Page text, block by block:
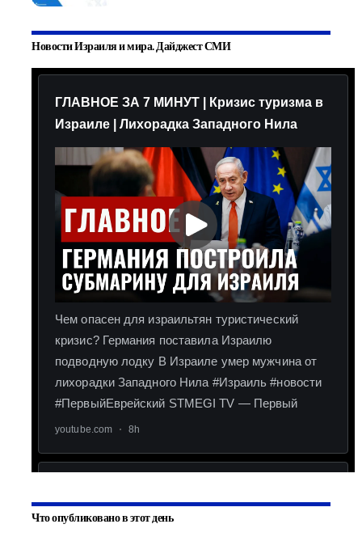
Новости Израиля и мира. Дайджест СМИ
Что опубликовано в этот день